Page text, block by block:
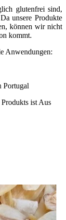
glutenfrei sind,
unsere Produkte
können wir nicht
kommt.
Anwendungen:
Portugal
ist Aus